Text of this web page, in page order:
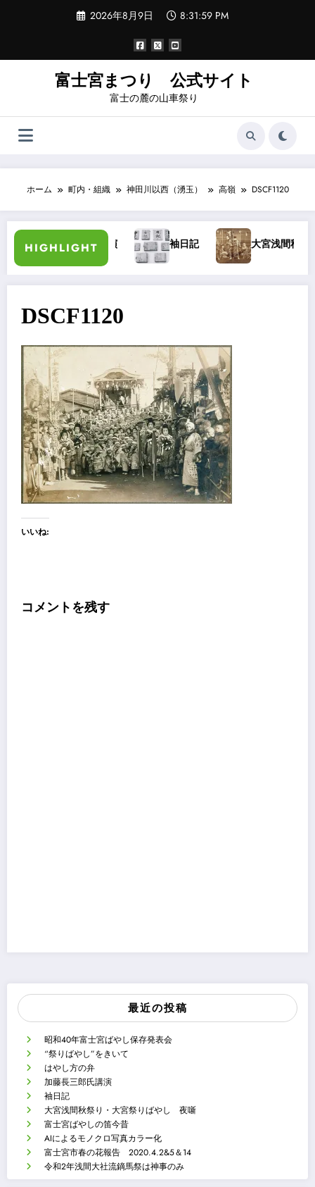
ツ
2026年8月9日 8:31:59 PM
富士宮まつり 公式サイト
富士の麓の山車祭り
ホーム 町内・組織 神田川以西（湧玉） 高嶺 DSCF1120
HIGHLIGHT
加藤長三郎氏講演 袖日記 大宮浅間秋祭り・
DSCF1120
いいね:
コメントを残す
最近の投稿
昭和40年富士宮ばやし保存発表会
“祭りばやし”をきいて
はやし方の弁
加藤長三郎氏講演
袖日記
大宮浅間秋祭り・大宮祭りばやし 夜噺
富士宮ばやしの笛今昔
AIによるモノクロ写真カラー化
富士宮市春の花報告 2020.4.2&5＆14
令和2年浅間大社流鏑馬祭は神事のみ